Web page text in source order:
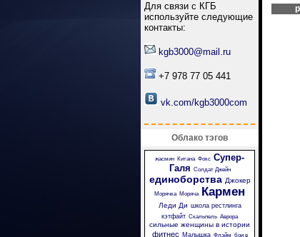
Для связи с КГБ
используйте следующие
контакты:
kgb3000@mail.ru
+7 978 77 05 441
vk.com/kgb3000com
Облако тэгов
жасмин Китана Фокс Супер-
Галя Солдат Джейн
единоборства Джокер
Морячка Моряча Кармен
Леди Ди школа рестлинга
кэтфайт Скальпель Аврора
сильные женщины в истории
фитнес Малышка Флэйм бои в